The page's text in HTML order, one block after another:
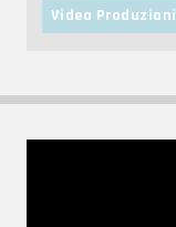
Video Produzioni